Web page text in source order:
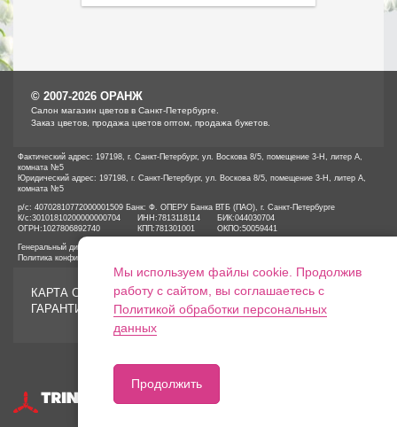
© 2007-2026 ОРАНЖ
Cалон магазин цветов в Санкт-Петербурге.
Заказ цветов, продажа цветов оптом, продажа букетов.
Фактический адрес: 197198, г. Санкт-Петербург, ул. Воскова 8/5, помещение 3-Н, литер А,
комната №5
Юридический адрес: 197198, г. Санкт-Петербург, ул. Воскова 8/5, помещение 3-Н, литер А,
комната №5
р/с: 40702810772000001509 Банк: Ф. ОПЕРУ Банка ВТБ (ПАО), г. Санкт-Петербурге
К/с:30101810200000000704 ИНН:7813118114 БИК:044030704
ОГРН: 1027806892740 КПП:781301001 ОКПО:50059441
Генеральный директор ООО «ОРАНЖ» Иванов А.Е.
Политика конфиденциальности
КАРТА САЙТА
ГАРАНТИИ
Мы используем файлы cookie. Продолжив
работу с сайтом, вы соглашаетесь с
Политикой обработки персональных
данных
Продолжить